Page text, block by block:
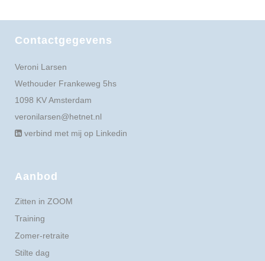
Contactgegevens
Veroni Larsen
Wethouder Frankeweg 5hs
1098 KV Amsterdam
veronilarsen@hetnet.nl
verbind met mij op Linkedin
Aanbod
Zitten in ZOOM
Training
Zomer-retraite
Stilte dag